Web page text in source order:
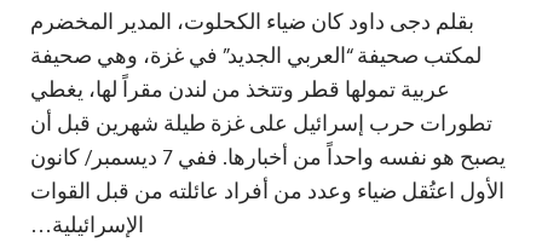
بقلم دجى داود كان ضياء الكحلوت، المدير المخضرم
لمكتب صحيفة “العربي الجديد” في غزة، وهي صحيفة
عربية تمولها قطر وتتخذ من لندن مقراً لها، يغطي
تطورات حرب إسرائيل على غزة طيلة شهرين قبل أن
يصبح هو نفسه واحداً من أخبارها. ففي 7 ديسمبر/ كانون
الأول اعتُقل ضياء وعدد من أفراد عائلته من قبل القوات
الإسرائيلية…